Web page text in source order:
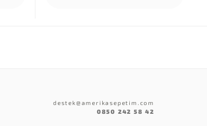
destek@amerikasepetim.com
0850 242 58 42